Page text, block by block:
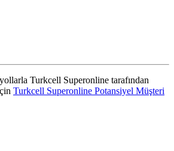
Turkcell Superonline tarafından
Turkcell Superonline Potansiyel Müşteri